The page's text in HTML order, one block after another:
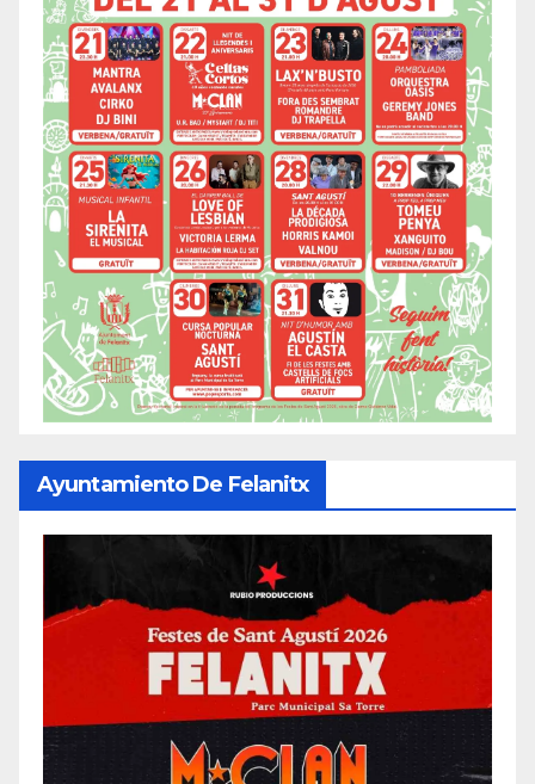
Ayuntamiento De Felanitx